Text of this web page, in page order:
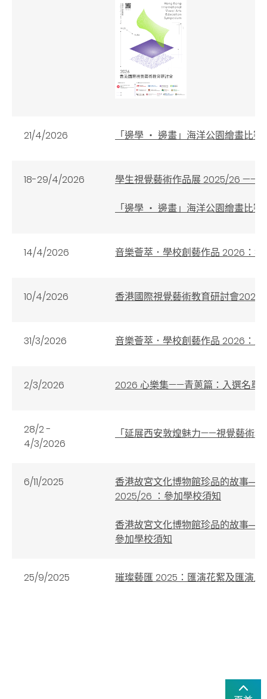
21/4/2026 「邊學 ‧ 邊畫」海洋公園繪畫比
18-29/4/2026 學生視覺藝術作品展 2025/26 ——
「邊學 ‧ 邊畫」海洋公園繪畫比
14/4/2026 音樂薈萃．學校創藝作品 2026：獲
10/4/2026 香港國際視覺藝術教育研討會2026
31/3/2026 音樂薈萃．學校創藝作品 2026：最
2/3/2026 2026 心樂集——青蔥篇：入選名單
28/2 -
4/3/2026
「延展西安敦煌魅力——視覺藝術
6/11/2025
香港故宮文化博物館珍品的故事──
2025/26 ：參加學校須知
香港故宮文化博物館珍品的故事
參加學校須知
25/9/2025 璀璨藝匯 2025：匯演花絮及匯演片